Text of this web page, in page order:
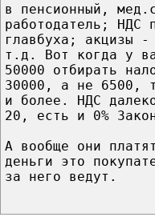
в пенсионный,
работодатель; НДС
главбуха; акцизы -
т.д. Вот когда у
50000 отбирать
30000, а не 6500,
и более. НДС
20, есть и 0%
А вообще они
деньги это
за него ведут.